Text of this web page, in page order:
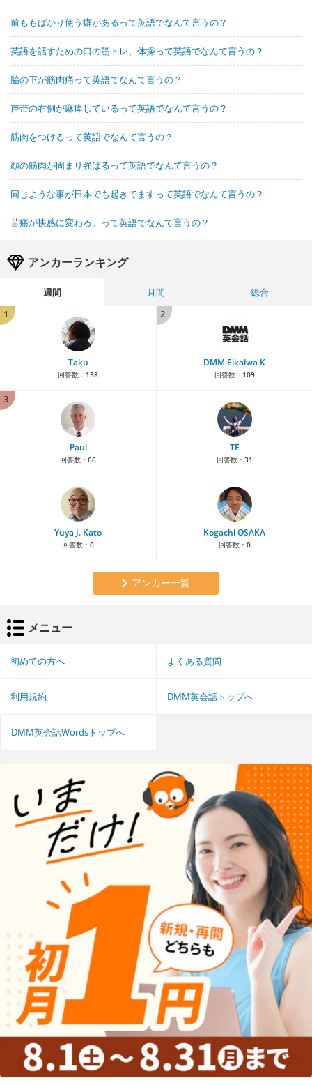
前ももばかり使う癖があるって英語でなんて言うの？
英語を話すための口の筋トレ、体操って英語でなんて言うの？
脇の下が筋肉痛って英語でなんて言うの？
声帯の右側が麻痺しているって英語でなんて言うの？
筋肉をつけるって英語でなんて言うの？
顔の筋肉が固まり強ばるって英語でなんて言うの？
同じような事が日本でも起きてますって英語でなんて言うの？
苦痛が快感に変わる。って英語でなんて言うの？
アンカーランキング
週間 月間
総合
1
Taku
回答数： 138
2
DMM Eikaiwa K
回答数： 109
3
Paul
回答数： 66
TE
回答数： 31
Yuya J. Kato
回答数： 0
Kogachi OSAKA
回答数： 0
アンカー一覧
メニュー
初めての方へ よくある質問
利用規約 DMM英会話トップへ
DMM英会話Wordsトップへ